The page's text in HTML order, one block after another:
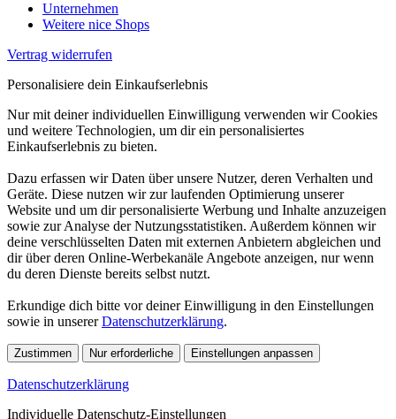
Unternehmen
Weitere nice Shops
Vertrag widerrufen
Personalisiere dein Einkaufserlebnis
Nur mit deiner individuellen Einwilligung verwenden wir Cookies
und weitere Technologien, um dir ein personalisiertes
Einkaufserlebnis zu bieten.
Dazu erfassen wir Daten über unsere Nutzer, deren Verhalten und
Geräte. Diese nutzen wir zur laufenden Optimierung unserer
Website und um dir personalisierte Werbung und Inhalte anzuzeigen
sowie zur Analyse der Nutzungsstatistiken. Außerdem können wir
deine verschlüsselten Daten mit externen Anbietern abgleichen und
dir über deren Online-Werbekanäle Angebote anzeigen, nur wenn
du deren Dienste bereits selbst nutzt.
Erkundige dich bitte vor deiner Einwilligung in den Einstellungen
sowie in unsererDatenschutzerklärung.
Zustimmen Nur erforderliche Einstellungen anpassen
Datenschutzerklärung
Individuelle Datenschutz-Einstellungen